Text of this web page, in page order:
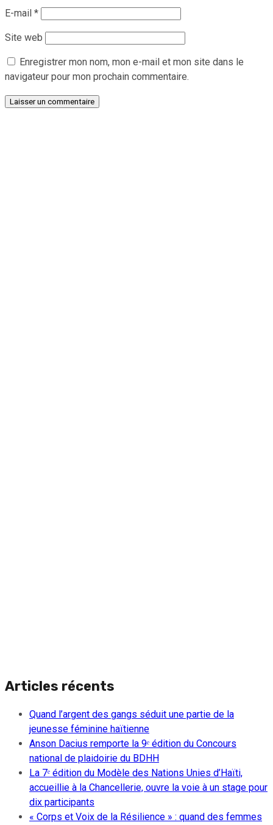
E-mail *
Site web
Enregistrer mon nom, mon e-mail et mon site dans le
navigateur pour mon prochain commentaire.
Articles récents
Quand l’argent des gangs séduit une partie de la
jeunesse féminine haïtienne
Anson Dacius remporte la 9ᵉ édition du Concours
national de plaidoirie du BDHH
La 7ᵉ édition du Modèle des Nations Unies d’Haïti,
accueillie à la Chancellerie, ouvre la voie à un stage pour
dix participants
« Corps et Voix de la Résilience » : quand des femmes